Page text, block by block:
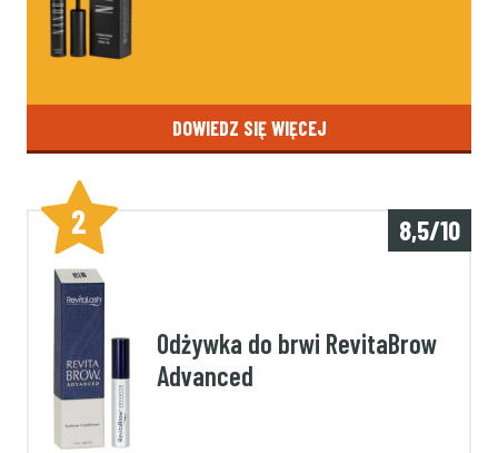
DOWIEDZ SIĘ WIĘCEJ
2 8,5/10
Odżywka do brwi RevitaBrow
Advanced